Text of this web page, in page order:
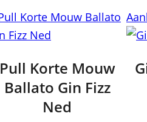
Pull Korte Mouw
Ballato Gin Fizz
Ned